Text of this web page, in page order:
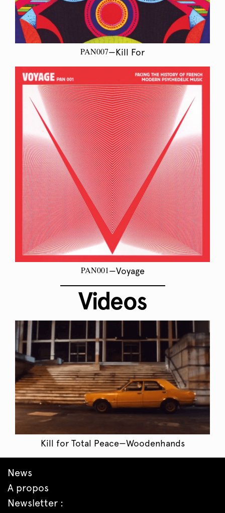
PAN007—Kill For
PAN001—Voyage
Videos
Kill for Total Peace—Woodenhands
News
A propos
Newsletter :